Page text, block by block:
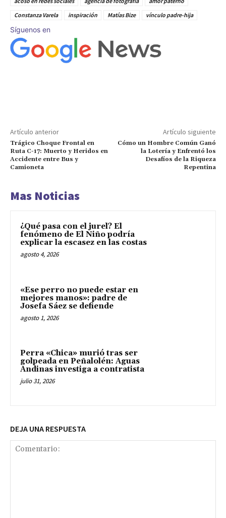
Constanza Varela
inspiración Matías Bize vínculo padre-hija
Síguenos en
Artículo anterior
Trágico Choque Frontal en
Ruta C-17: Muerto y Heridos en
Accidente entre Bus y
Camioneta
Artículo siguiente
Cómo un Hombre Común Ganó
la Lotería y Enfrentó los
Desafíos de la Riqueza
Repentina
Mas Noticias
¿Qué pasa con el jurel? El
fenómeno de El Niño podría
explicar la escasez en las costas
agosto 4, 2026
«Ese perro no puede estar en
mejores manos»: padre de
Josefa Sáez se defiende
agosto 1, 2026
Perra «Chica» murió tras ser
golpeada en Peñalolén: Aguas
Andinas investiga a contratista
julio 31, 2026
DEJA UNA RESPUESTA